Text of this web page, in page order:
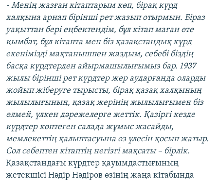
Басқа тілдерде
- Менің жазған кітаптарым көп, бірақ күрд
халқына арнап бірінші рет жазып отырмын. Біраз
уақыттан бері еңбектендім, бұл кітап маған өте
қымбат, бұл кітапта мен біз қазақстандық күрд
екенімізді мақтанышпен жаздым, себебі біздің
басқа күрдтерден айырмашылығымыз бар. 1937
жылы бірінші рет күрдтер жер аударғанда оларды
жойып жіберуге тырысты, бірақ қазақ халқының
жылылығының, қазақ жерінің жылылығымен біз
өлмей, үлкен дәрежелерге жеттік. Қазіргі кезде
күрдтер көптеген салада жұмыс жасайды,
мемлекеттің қалыптасуына өз үлесін қосып жатыр.
Сол себептен кітаптің негізгі мақсаты – бірлік.
Қазақстандағы күрдтер қауымдастығының
жетекшісі Нәдір Нәдіров өзінің жаңа кітабында